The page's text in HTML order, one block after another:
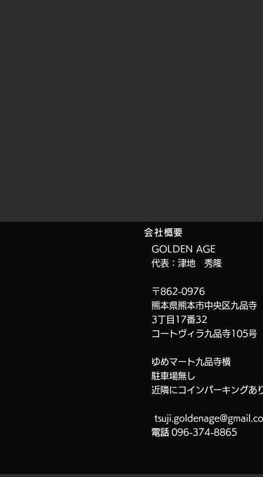
会社概要
GOLDEN AGE
代表：津地 秀隆
〒862-0976
熊本県熊本市中央区九品寺
3丁目17番32
コートヴィラ九品寺105号
ゆめマート九品寺横
​駐車場無し
近隣にコインパーキングあ
電話 096-374-8865